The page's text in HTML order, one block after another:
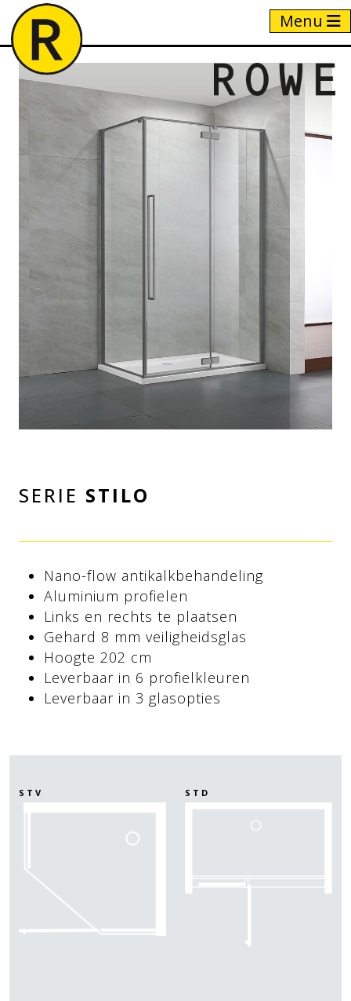
Menu
Home /
SERIE STILO
Nano-flow antikalkbehandeling
Aluminium profielen
Links en rechts te plaatsen
Gehard 8 mm veiligheidsglas
Hoogte 202 cm
Leverbaar in 6 profielkleuren
Leverbaar in 3 glasopties
STV STD